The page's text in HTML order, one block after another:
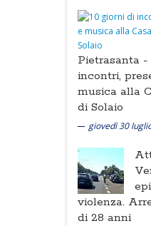
Pietrasanta -
incontri,
musica alla
di Solaio
giovedì 30
violenza.
di 28 anni